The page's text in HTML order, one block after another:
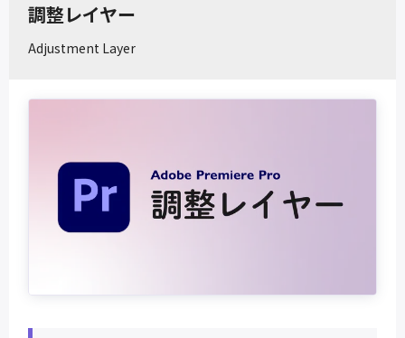
調整レイヤー
Adjustment Layer